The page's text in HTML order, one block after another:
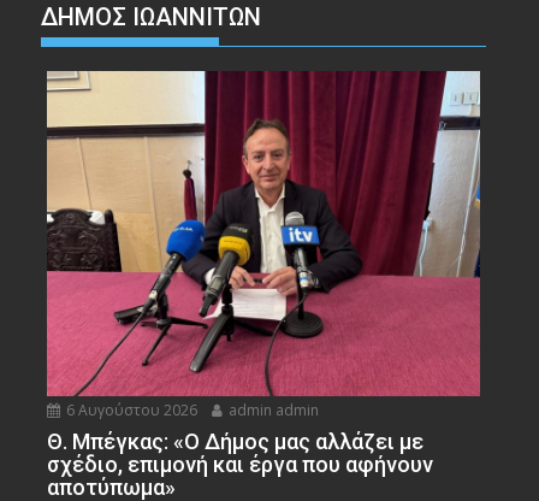
ΔΗΜΟΣ ΙΩΑΝΝΙΤΩΝ
6 Αυγούστου 2026 admin admin
Θ. Μπέγκας: «Ο Δήμος μας αλλάζει με
σχέδιο, επιμονή και έργα που αφήνουν
αποτύπωμα»